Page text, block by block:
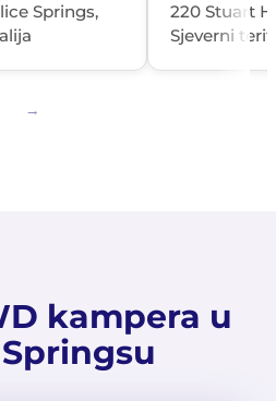
Springs,
220 Stuart
Sjeverni
kampera u